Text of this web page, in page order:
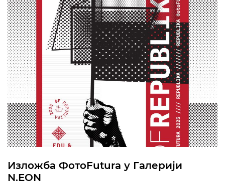
Изложба ФотоFutura у Галерији
N.EON